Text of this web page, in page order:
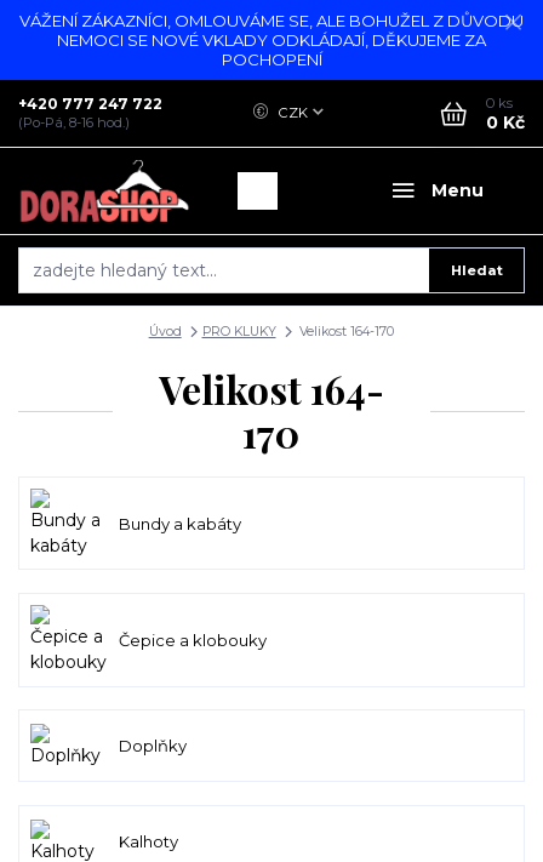
VÁŽENÍ ZÁKAZNÍCI, OMLOUVÁME SE, ALE BOHUŽEL Z DŮVODU
NEMOCI SE NOVÉ VKLADY ODKLÁDAJÍ, DĚKUJEME ZA
POCHOPENÍ
Menu
CZK
Hledat
+420 777 247 722
(Po-Pá, 8-16 hod.)
0 ks
0 Kč
Úvod PRO KLUKY Velikost 164-170
Velikost 164-
170
Bundy a kabáty
Čepice a klobouky
Doplňky
Kalhoty